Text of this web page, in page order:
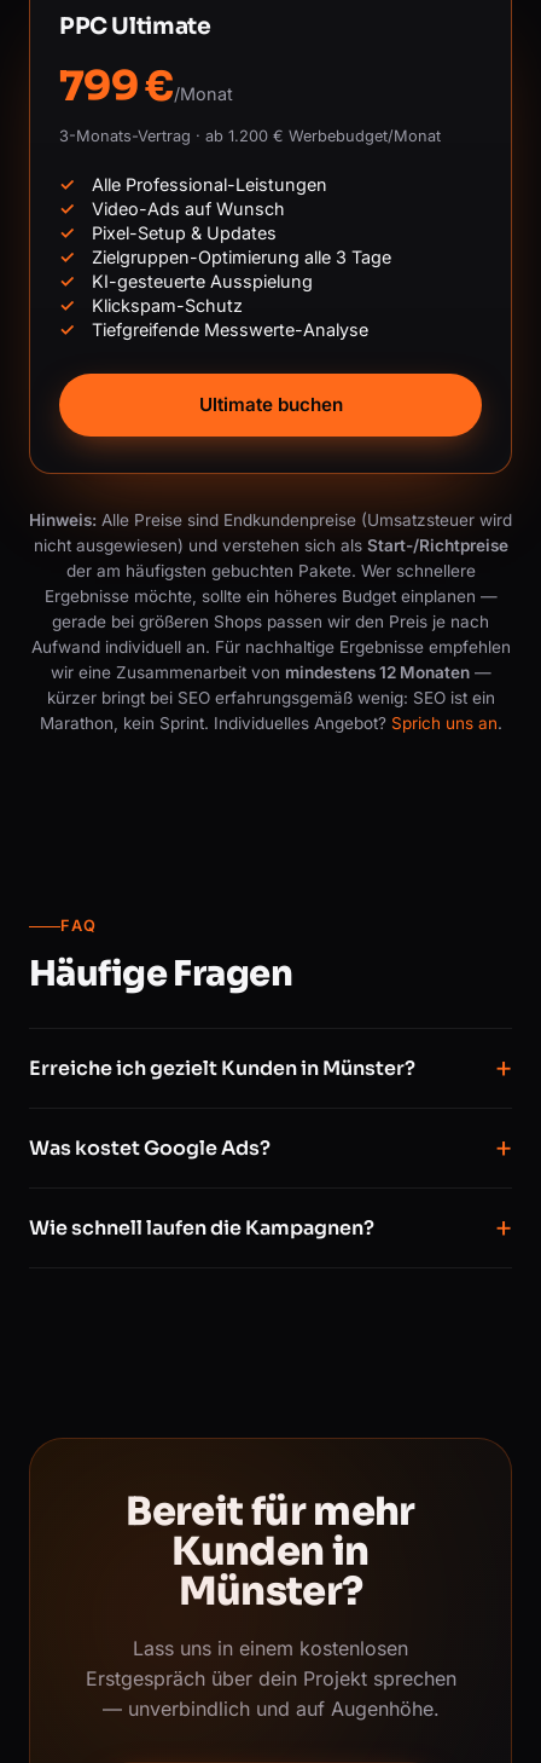
PPC Ultimate
799 €/Monat
3-Monats-Vertrag · ab 1.200 € Werbebudget/Monat
Alle Professional-Leistungen
Video-Ads auf Wunsch
Pixel-Setup & Updates
Zielgruppen-Optimierung alle 3 Tage
KI-gesteuerte Ausspielung
Klickspam-Schutz
Tiefgreifende Messwerte-Analyse
Ultimate buchen
Hinweis: Alle Preise sind Endkundenpreise (Umsatzsteuer wird
nicht ausgewiesen) und verstehen sich als Start-/Richtpreise
der am häufigsten gebuchten Pakete. Wer schnellere
Ergebnisse möchte, sollte ein höheres Budget einplanen —
gerade bei größeren Shops passen wir den Preis je nach
Aufwand individuell an. Für nachhaltige Ergebnisse empfehlen
wir eine Zusammenarbeit von mindestens 12 Monaten—
kürzer bringt bei SEO erfahrungsgemäß wenig: SEO ist ein
Marathon, kein Sprint. Individuelles Angebot? Sprich uns an.
FAQ
Häufige Fragen
Erreiche ich gezielt Kunden in Münster?
Was kostet Google Ads?
Wie schnell laufen die Kampagnen?
Bereit für mehr
Kunden in
Münster?
Lass uns in einem kostenlosen
Erstgespräch über dein Projekt sprechen
— unverbindlich und auf Augenhöhe.